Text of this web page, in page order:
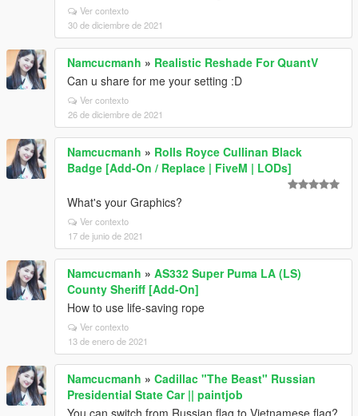
Ver contexto
30 de diciembre de 2021
Namcucmanh » Realistic Reshade For QuantV
Can u share for me your setting :D
Ver contexto
26 de diciembre de 2021
Namcucmanh » Rolls Royce Cullinan Black
Badge [Add-On / Replace | FiveM | LODs]
What's your Graphics?
Ver contexto
17 de junio de 2021
Namcucmanh » AS332 Super Puma LA (LS)
County Sheriff [Add-On]
How to use life-saving rope
Ver contexto
13 de enero de 2021
Namcucmanh » Cadillac "The Beast" Russian
Presidential State Car || paintjob
You can switch from Russian flag to Vietnamese flag?